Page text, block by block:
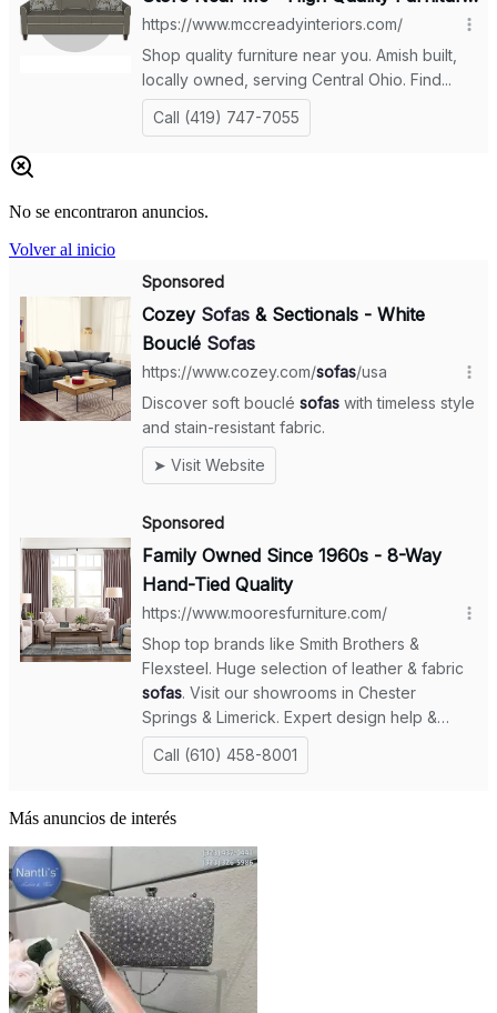
No se encontraron anuncios.
Volver al inicio
Más anuncios de interés